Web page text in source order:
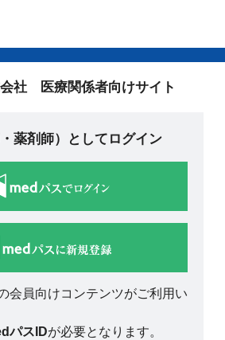
社 医療関係者向けサイト
薬剤師）としてログイン
会員向けコンテンツがご利用い
パスIDが必要となります。